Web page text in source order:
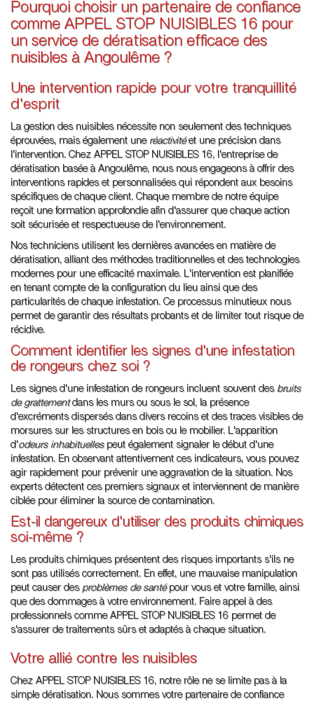
Pourquoi choisir un partenaire de confiance
comme APPEL STOP NUISIBLES 16 pour
un service de dératisation efficace des
nuisibles à Angoulême ?
Une intervention rapide pour votre tranquillité
d'esprit
La gestion des nuisibles nécessite non seulement des techniques
éprouvées, mais également une réactivitéet une précision dans
l'intervention. Chez APPEL STOP NUISIBLES 16, l'entreprise de
dératisation basée à Angoulême, nous nous engageons à offrir des
interventions rapides et personnalisées qui répondent aux besoins
spécifiques de chaque client. Chaque membre de notre équipe
reçoit une formation approfondie afin d'assurer que chaque action
soit sécurisée et respectueuse de l'environnement.
Nos techniciens utilisent les dernières avancées en matière de
dératisation, alliant des méthodes traditionnelles et des technologies
modernes pour une efficacité maximale. L'intervention est planifiée
en tenant compte de la configuration du lieu ainsi que des
particularités de chaque infestation. Ce processus minutieux nous
permet de garantir des résultats probants et de limiter tout risque de
récidive.
Comment identifier les signes d'une infestation
de rongeurs chez soi ?
Les signes d'une infestation de rongeurs incluent souvent des bruits
de grattementdans les murs ou sous le sol, la présence
d'excréments dispersés dans divers recoins et des traces visibles de
morsures sur les structures en bois ou le mobilier. L'apparition
d'odeurs inhabituellespeut également signaler le début d'une
infestation. En observant attentivement ces indicateurs, vous pouvez
agir rapidement pour prévenir une aggravation de la situation. Nos
experts détectent ces premiers signaux et interviennent de manière
ciblée pour éliminer la source de contamination.
Est-il dangereux d'utiliser des produits chimiques
soi-même ?
Les produits chimiques présentent des risques importants s'ils ne
sont pas utilisés correctement. En effet, une mauvaise manipulation
peut causer des problèmes de santépour vous et votre famille, ainsi
que des dommages à votre environnement. Faire appel à des
professionnels comme APPEL STOP NUISIBLES 16 permet de
s'assurer de traitements sûrs et adaptés à chaque situation.
Votre allié contre les nuisibles
Chez APPEL STOP NUISIBLES 16, notre rôle ne se limite pas à la
simple dératisation. Nous sommes votre partenaire de confiance